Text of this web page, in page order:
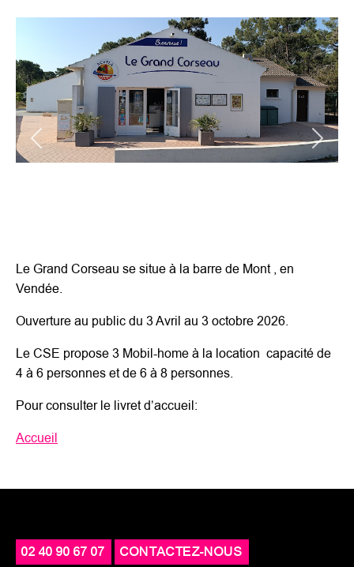
Le Grand Corseau se situe à la barre de Mont , en
Vendée.
Ouverture au public du 3 Avril au 3 octobre 2026.
Le CSE propose 3 Mobil-home à la location capacité de
4 à 6 personnes et de 6 à 8 personnes.
Pour consulter le livret d’accueil:
Accueil
CSE DE MAN - ES
02 40 90 67 07 CONTACTEZ-NOUS